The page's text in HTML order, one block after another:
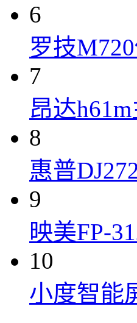
6
罗技
7
昂达
8
惠普
9
映美FP-
10
小度智能